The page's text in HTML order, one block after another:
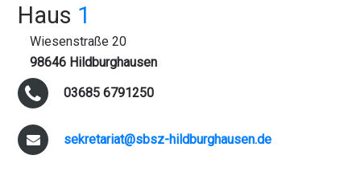
Haus 1
Wiesenstraße 20
98646 Hildburghausen
03685 6791250
sekretariat@sbsz-hildburghausen.de